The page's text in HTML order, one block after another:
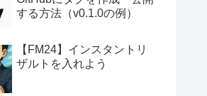
する方法（v0.1.0の例）
【FM24】インスタントリ
ザルトを入れよう